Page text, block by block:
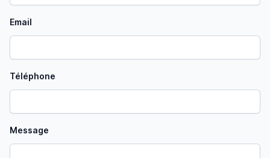
Email
Téléphone
Message